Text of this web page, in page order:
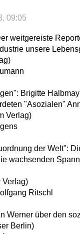
09:05
weitgereiste
unsere
Brigitte
"Asozialen"
Verlag)
der Welt":
wachsenden
Verlag)
Ritschl
Werner über den
Berlin)